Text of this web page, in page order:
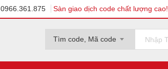
0966.361.875 Sàn giao dịch code chất lượng cao!
Tìm code, Mã code